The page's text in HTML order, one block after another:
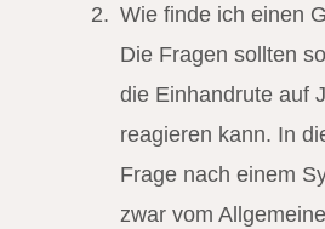
Wie finde ich einen
Die Fragen sollten
die Einhandrute auf
reagieren kann. In
Frage nach einem
zwar vom